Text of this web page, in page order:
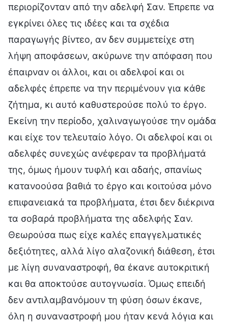
περιορίζονταν από την αδελφή Σαν. Έπρεπε να
εγκρίνει όλες τις ιδέες και τα σχέδια
παραγωγής βίντεο, αν δεν συμμετείχε στη
λήψη αποφάσεων, ακύρωνε την απόφαση που
έπαιρναν οι άλλοι, και οι αδελφοί και οι
αδελφές έπρεπε να την περιμένουν για κάθε
ζήτημα, κι αυτό καθυστερούσε πολύ το έργο.
Εκείνη την περίοδο, χαλιναγωγούσε την ομάδα
και είχε τον τελευταίο λόγο. Οι αδελφοί και οι
αδελφές συνεχώς ανέφεραν τα προβλήματά
της, όμως ήμουν τυφλή και αδαής, σπανίως
κατανοούσα βαθιά το έργο και κοιτούσα μόνο
επιφανειακά τα προβλήματα, έτσι δεν διέκρινα
τα σοβαρά προβλήματα της αδελφής Σαν.
Θεωρούσα πως είχε καλές επαγγελματικές
δεξιότητες, αλλά λίγο αλαζονική διάθεση, έτσι
με λίγη συναναστροφή, θα έκανε αυτοκριτική
και θα αποκτούσε αυτογνωσία. Όμως επειδή
δεν αντιλαμβανόμουν τη φύση όσων έκανε,
όλη η συναναστροφή μου ήταν κενά λόγια και